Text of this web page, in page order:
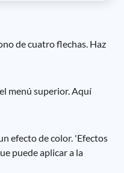
de cuatro flechas. Haz
menú superior. Aquí
efecto de color. 'Efectos
puede aplicar a la